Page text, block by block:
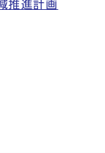
推進計画